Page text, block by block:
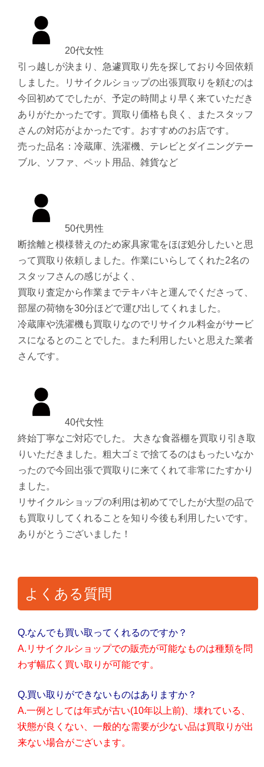
20代女性
引っ越しが決まり、急遽買取り先を探しており今回依頼
しました。リサイクルショップの出張買取りを頼むのは
今回初めてでしたが、予定の時間より早く来ていただき
ありがたかったです。買取り価格も良く、またスタッフ
さんの対応がよかったです。おすすめのお店です。
売った品名：冷蔵庫、洗濯機、テレビとダイニングテー
ブル、ソファ、ペット用品、雑貨など
50代男性
断捨離と模様替えのため家具家電をほぼ処分したいと思
って買取り依頼しました。作業にいらしてくれた2名の
スタッフさんの感じがよく、
買取り査定から作業までテキパキと運んでくださって、
部屋の荷物を30分ほどで運び出してくれました。
冷蔵庫や洗濯機も買取りなのでリサイクル料金がサービ
スになるとのことでした。また利用したいと思えた業者
さんです。
40代女性
終始丁寧なご対応でした。 大きな食器棚を買取り引き取
りいただきました。粗大ゴミで捨てるのはもったいなか
ったので今回出張で買取りに来てくれて非常にたすかり
ました。
リサイクルショップの利用は初めてでしたが大型の品で
も買取りしてくれることを知り今後も利用したいです。
ありがとうございました！
よくある質問
Q.なんでも買い取ってくれるのですか？
A.リサイクルショップでの販売が可能なものは種類を問
わず幅広く買い取りが可能です。
Q.買い取りができないものはありますか？
A.一例としては年式が古い(10年以上前)、壊れている、
状態が良くない、一般的な需要が少ない品は買取りが出
来ない場合がございます。